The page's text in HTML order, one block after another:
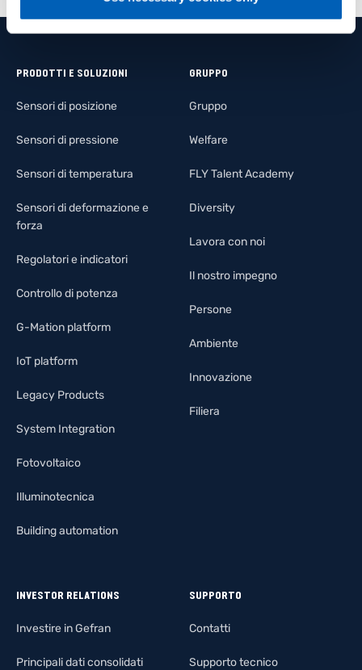
PRODOTTI E SOLUZIONI
Sensori di posizione
Sensori di pressione
Sensori di temperatura
Sensori di deformazione e
forza
Regolatori e indicatori
Controllo di potenza
G-Mation platform
IoT platform
Legacy Products
System Integration
Fotovoltaico
Illuminotecnica
Building automation
GRUPPO
Gruppo
Welfare
FLY Talent Academy
Diversity
Lavora con noi
Il nostro impegno
Persone
Ambiente
Innovazione
Filiera
INVESTOR RELATIONS
Investire in Gefran
Principali dati consolidati
SUPPORTO
Contatti
Supporto tecnico